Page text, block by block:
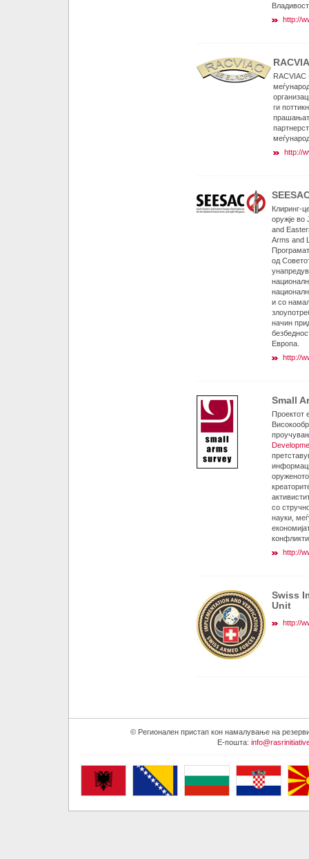
http://
RACVIAC
ги
http://
Клиринг-
оружје во
and
Arms and
од
и со
начин
Европа.
http://
Small
Проектот
со
науки,
http://
Swiss
Unit
http://
© Регионален пристап кон намалување на
E-пошта: